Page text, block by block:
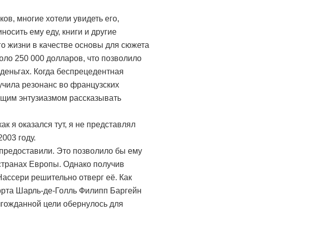
многие хотели увидеть его,
ему еду, книги и другие
жизни в качестве основы для сюжета
250 000 долларов, что позволило
Когда беспрецедентная
резонанс во французских
энтузиазмом рассказывать
я оказался тут, я не представлял
году.
Это позволило бы ему
Европы. Однако получив
решительно отверг её. Как
Шарль-де-Голль Филипп Баргейн
цели обернулось для